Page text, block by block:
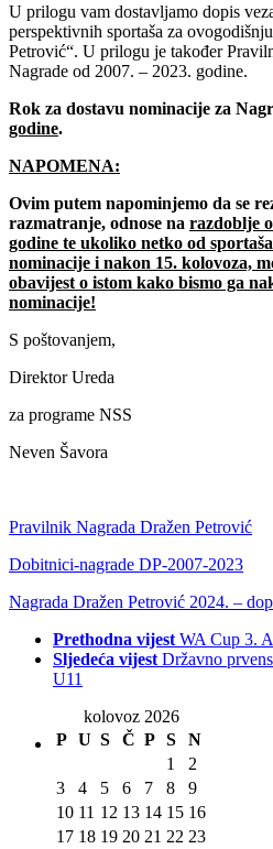
U prilogu vam dostavljamo dopis
perspektivnih sportaša za
Petrović“. U prilogu je također
Nagrade od 2007. – 2023. godine.
Rok za dostavu nominacije za
godine.
NAPOMENA:
Ovim putem napominjemo da se
razmatranje, odnose na razdoblje
godine te ukoliko netko od
nominacije i nakon 15. kolovoza,
obavijest o istom kako bismo ga
nominacije!
S poštovanjem,
Direktor Ureda
za programe NSS
Neven Šavora
Pravilnik Nagrada Dražen Petrović
Dobitnici-nagrade DP-2007-2023
Nagrada Dražen Petrović 2024. –
Prethodna vijest WA Cup 3.
Sljedeća vijest Državno
U11
kolovoz 2026
P U S Č P S
N
1
2
3
4 5 6 7 8
9
10 11 12 13 14 15 16
17 18 19 20 21 22 23